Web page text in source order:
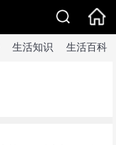
生活知识 生活百科